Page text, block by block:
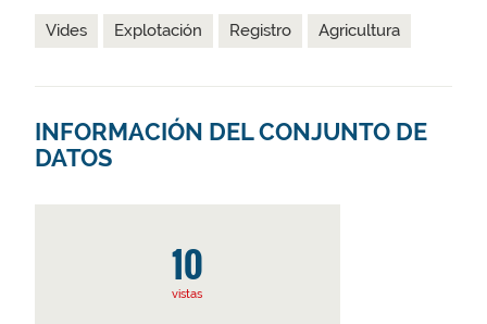
Vides Explotación Registro Agricultura
INFORMACIÓN DEL CONJUNTO DE
DATOS
10
vistas